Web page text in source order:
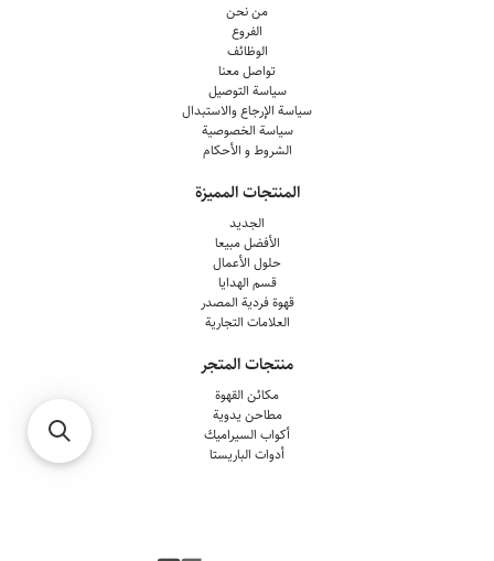
من نحن
الفروع
الوظائف
تواصل معنا
سياسة التوصيل
سياسة الإرجاع والاستبدال
سياسة الخصوصية
الشروط و الأحكام
المنتجات المميزة
الجديد
الأفضل مبيعا
حلول الأعمال
قسم الهدايا
قهوة فردية المصدر
العلامات التجارية
منتجات المتجر
مكائن القهوة
مطاحن يدوية
أكواب السيراميك
أدوات الباريستا